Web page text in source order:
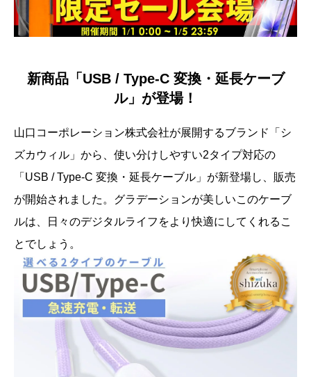
新商品「USB / Type-C 変換・延長ケーブ
ル」が登場！
山口コーポレーション株式会社が展開するブランド「シ
ズカウィル」から、使い分けしやすい2タイプ対応の
「USB / Type-C 変換・延長ケーブル」が新登場し、販売
が開始されました。グラデーションが美しいこのケーブ
ルは、日々のデジタルライフをより快適にしてくれるこ
とでしょう。